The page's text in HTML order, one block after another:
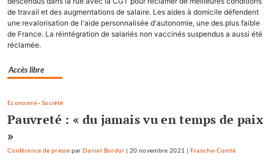
de travail et des augmentations de salaire. Les aides à domicile défendent
une revalorisation de l'aide personnalisée d'autonomie, une des plus faible
de France. La réintégration de salariés non vaccinés suspendus a aussi été
réclamée.
Accès libre
Economie- Société
Pauvreté : « du jamais vu en temps de paix
»
Conférence de presse parDaniel Bordür | 20 novembre 2021 | Franche-Comté